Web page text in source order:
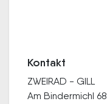
Kontakt
ZWEIRAD - GILL
Am Bindermichl 68